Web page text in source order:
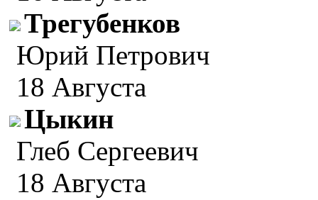
Трегубенков
Юрий Петрович
18 Августа
Цыкин
Глеб Сергеевич
18 Августа